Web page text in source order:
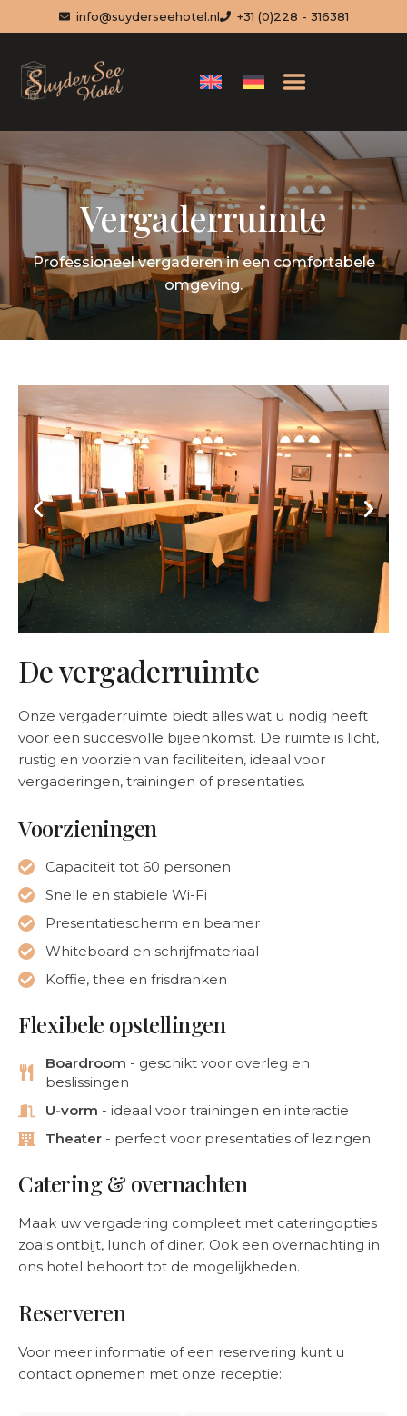
info@suyderseehotel.nl +31 (0)228 - 316381
Vergaderruimte
Professioneel vergaderen in een comfortabele
omgeving.
De vergaderruimte
Onze vergaderruimte biedt alles wat u nodig heeft
voor een succesvolle bijeenkomst. De ruimte is licht,
rustig en voorzien van faciliteiten, ideaal voor
vergaderingen, trainingen of presentaties.
Voorzieningen
Capaciteit tot 60 personen
Snelle en stabiele Wi-Fi
Presentatiescherm en beamer
Whiteboard en schrijfmateriaal
Koffie, thee en frisdranken
Flexibele opstellingen
Boardroom - geschikt voor overleg en
beslissingen
U-vorm - ideaal voor trainingen en interactie
Theater - perfect voor presentaties of lezingen
Catering & overnachten
Maak uw vergadering compleet met cateringopties
zoals ontbijt, lunch of diner. Ook een overnachting in
ons hotel behoort tot de mogelijkheden.
Reserveren
Voor meer informatie of een reservering kunt u
contact opnemen met onze receptie: